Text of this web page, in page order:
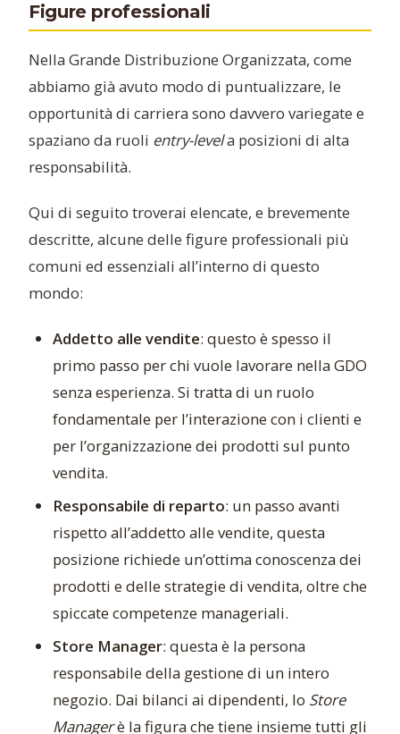
Figure professionali
Nella Grande Distribuzione Organizzata, come
abbiamo già avuto modo di puntualizzare, le
opportunità di carriera sono davvero variegate e
spaziano da ruoli entry-levela posizioni di alta
responsabilità.
Qui di seguito troverai elencate, e brevemente
descritte, alcune delle figure professionali più
comuni ed essenziali all’interno di questo
mondo:
Addetto alle vendite: questo è spesso il
primo passo per chi vuole lavorare nella GDO
senza esperienza. Si tratta di un ruolo
fondamentale per l’interazione con i clienti e
per l’organizzazione dei prodotti sul punto
vendita.
Responsabile di reparto: un passo avanti
rispetto all’addetto alle vendite, questa
posizione richiede un’ottima conoscenza dei
prodotti e delle strategie di vendita, oltre che
spiccate competenze manageriali.
Store Manager: questa è la persona
responsabile della gestione di un intero
negozio. Dai bilanci ai dipendenti, lo Store
Managerè la figura che tiene insieme tutti gli